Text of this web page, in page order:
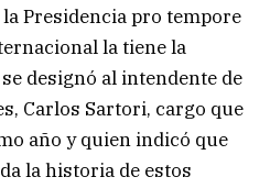
Presidencia pro tempore
la tiene la
designó al intendente de
Carlos Sartori, cargo que
año y quien indicó que
la historia de estos